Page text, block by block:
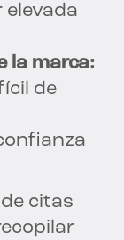
la marca:
de
citas